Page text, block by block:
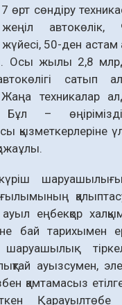
өрт сөндіру
жеңіл автокөлік,
50-ден астам
Осы жылы 2,8
сатып
техникалар
Бұл –
қызметкерлеріне
күріш
еңбекқор
бай тарихымен
ауызсумен,
қамтамасыз
Қарауылтөбе